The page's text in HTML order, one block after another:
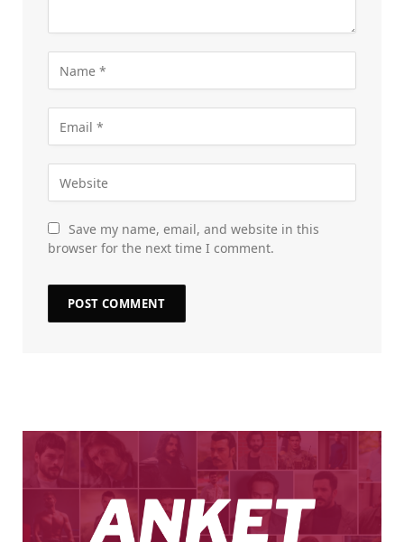
Save my name, email, and website in this
browser for the next time I comment.